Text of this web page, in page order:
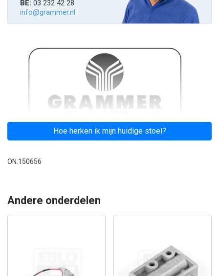
BE: 03 232 42 28
info@grammer.nl
Hoe herken ik mijn huidige stoel?
ON.150656
Andere onderdelen